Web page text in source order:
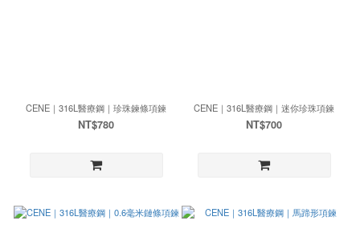
CENE｜316L醫療鋼｜珍珠鍊條項鍊
NT$780
CENE｜316L醫療鋼｜迷你珍珠項鍊
NT$700